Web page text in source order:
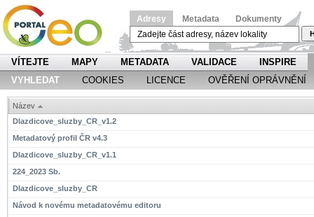
Adresy Metadata Dokumenty
VÍTEJTE MAPY METADATA VALIDACE
INSPIRE
VYHLEDAT
COOKIES LICENCE OVĚŘENÍ OPRÁVNĚNÍ
Název
Dlazdicove_sluzby_CR_v1.2
Metadatový profil ČR v4.3
Dlazdicove_sluzby_CR_v1.1
224_2023 Sb.
Dlazdicove_sluzby_CR
Návod k novému metadatovému editoru